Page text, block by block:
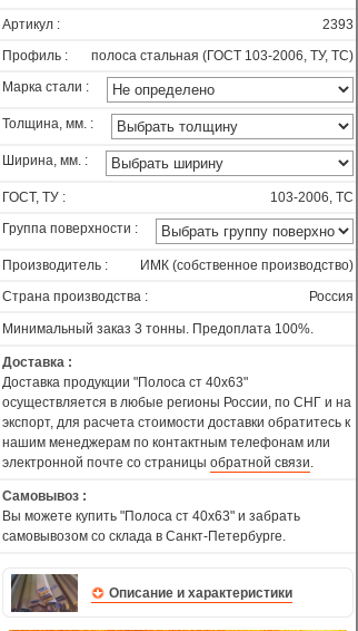
Артикул :
2393
Профиль :
полоса стальная (ГОСТ 103-2006, ТУ, ТС)
Марка стали :
Толщина, мм. :
Ширина, мм. :
ГОСТ, ТУ :
103-2006, ТС
Группа поверхности :
Производитель :
ИМК (собственное производство)
Страна производства :
Россия
Минимальный заказ 3 тонны. Предоплата 100%.
Доставка :
Доставка продукции "Полоса ст 40х63"
осуществляется в любые регионы России, по СНГ и на
экспорт, для расчета стоимости доставки обратитесь к
нашим менеджерам по контактным телефонам или
электронной почте со страницы обратной связи.
Самовывоз :
Вы можете купить "Полоса ст 40х63" и забрать
самовывозом со склада в Санкт-Петербурге.
Описание и характеристики